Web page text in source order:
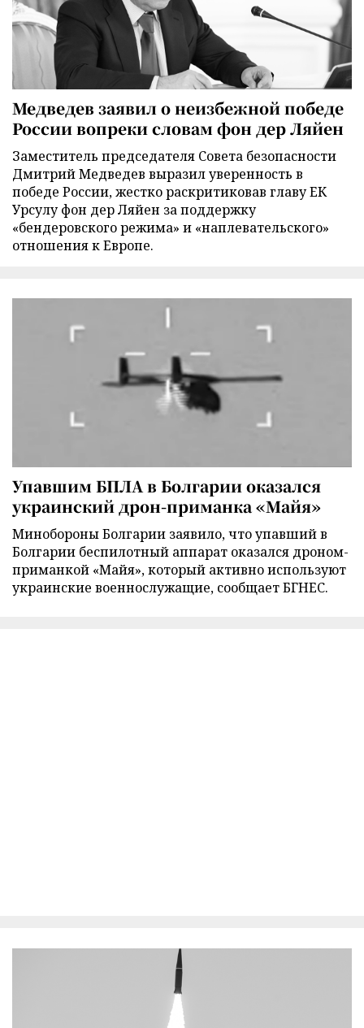
Медведев заявил о неизбежной победе
России вопреки словам фон дер Ляйен
Заместитель председателя Совета безопасности
Дмитрий Медведев выразил уверенность в
победе России, жестко раскритиковав главу ЕК
Урсулу фон дер Ляйен за поддержку
«бендеровского режима» и «наплевательского»
отношения к Европе.
Упавшим БПЛА в Болгарии оказался
украинский дрон-приманка «Майя»
Минобороны Болгарии заявило, что упавший в
Болгарии беспилотный аппарат оказался дроном-
приманкой «Майя», который активно используют
украинские военнослужащие, сообщает БГНЕС.